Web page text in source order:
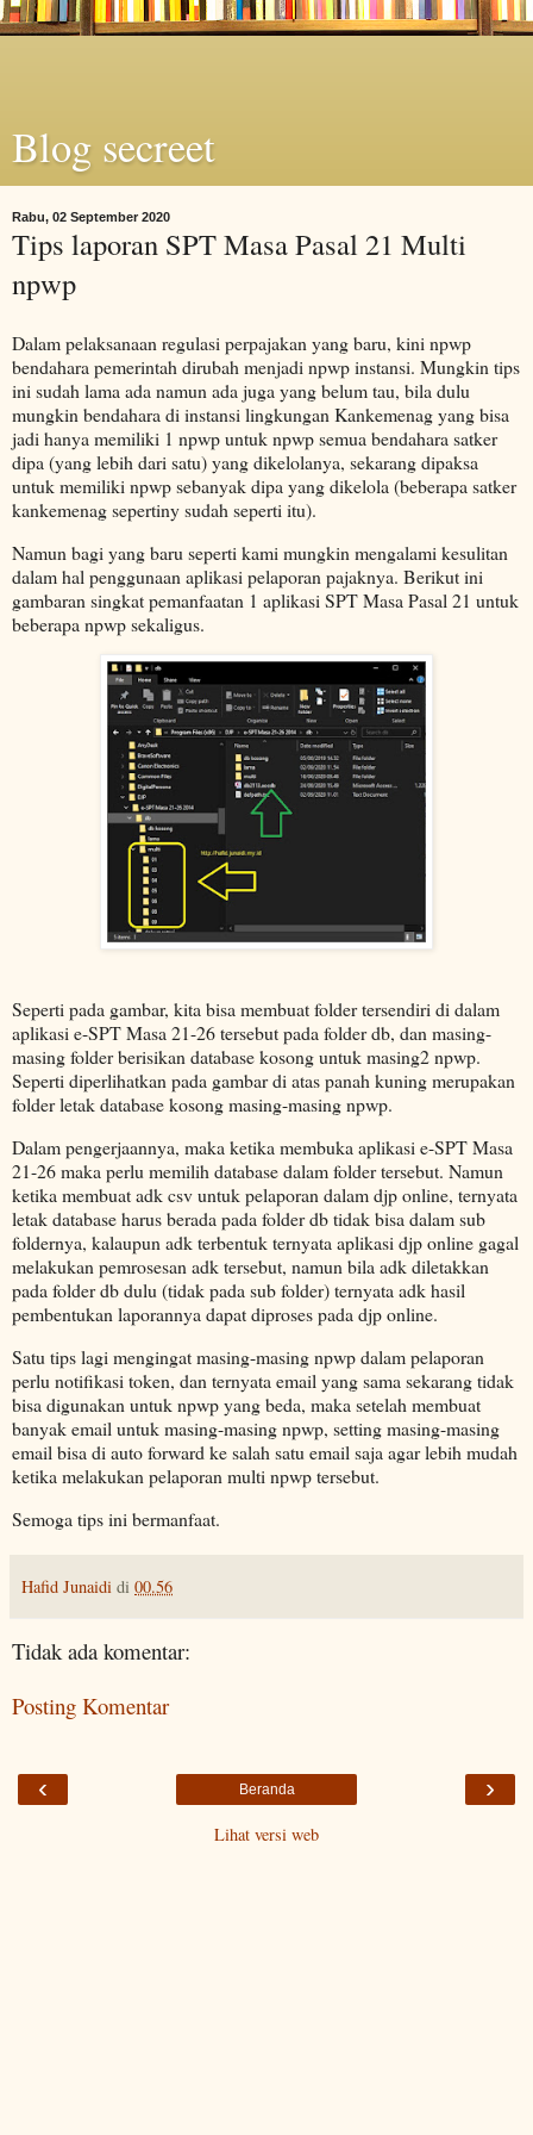
Blog secreet
Rabu, 02 September 2020
Tips laporan SPT Masa Pasal 21 Multi
npwp
Dalam pelaksanaan regulasi perpajakan yang baru, kini npwp
bendahara pemerintah dirubah menjadi npwp instansi. Mungkin tips
ini sudah lama ada namun ada juga yang belum tau, bila dulu
mungkin bendahara di instansi lingkungan Kankemenag yang bisa
jadi hanya memiliki 1 npwp untuk npwp semua bendahara satker
dipa (yang lebih dari satu) yang dikelolanya, sekarang dipaksa
untuk memiliki npwp sebanyak dipa yang dikelola (beberapa satker
kankemenag sepertiny sudah seperti itu).
Namun bagi yang baru seperti kami mungkin mengalami kesulitan
dalam hal penggunaan aplikasi pelaporan pajaknya. Berikut ini
gambaran singkat pemanfaatan 1 aplikasi SPT Masa Pasal 21 untuk
beberapa npwp sekaligus.
Seperti pada gambar, kita bisa membuat folder tersendiri di dalam
aplikasi e-SPT Masa 21-26 tersebut pada folder db, dan masing-
masing folder berisikan database kosong untuk masing2 npwp.
Seperti diperlihatkan pada gambar di atas panah kuning merupakan
folder letak database kosong masing-masing npwp.
Dalam pengerjaannya, maka ketika membuka aplikasi e-SPT Masa
21-26 maka perlu memilih database dalam folder tersebut. Namun
ketika membuat adk csv untuk pelaporan dalam djp online, ternyata
letak database harus berada pada folder db tidak bisa dalam sub
foldernya, kalaupun adk terbentuk ternyata aplikasi djp online gagal
melakukan pemrosesan adk tersebut, namun bila adk diletakkan
pada folder db dulu (tidak pada sub folder) ternyata adk hasil
pembentukan laporannya dapat diproses pada djp online.
Satu tips lagi mengingat masing-masing npwp dalam pelaporan
perlu notifikasi token, dan ternyata email yang sama sekarang tidak
bisa digunakan untuk npwp yang beda, maka setelah membuat
banyak email untuk masing-masing npwp, setting masing-masing
email bisa di auto forward ke salah satu email saja agar lebih mudah
ketika melakukan pelaporan multi npwp tersebut.
Semoga tips ini bermanfaat.
Hafid Junaidi di 00.56
Tidak ada komentar:
Posting Komentar
‹ ›
Beranda
Lihat versi web